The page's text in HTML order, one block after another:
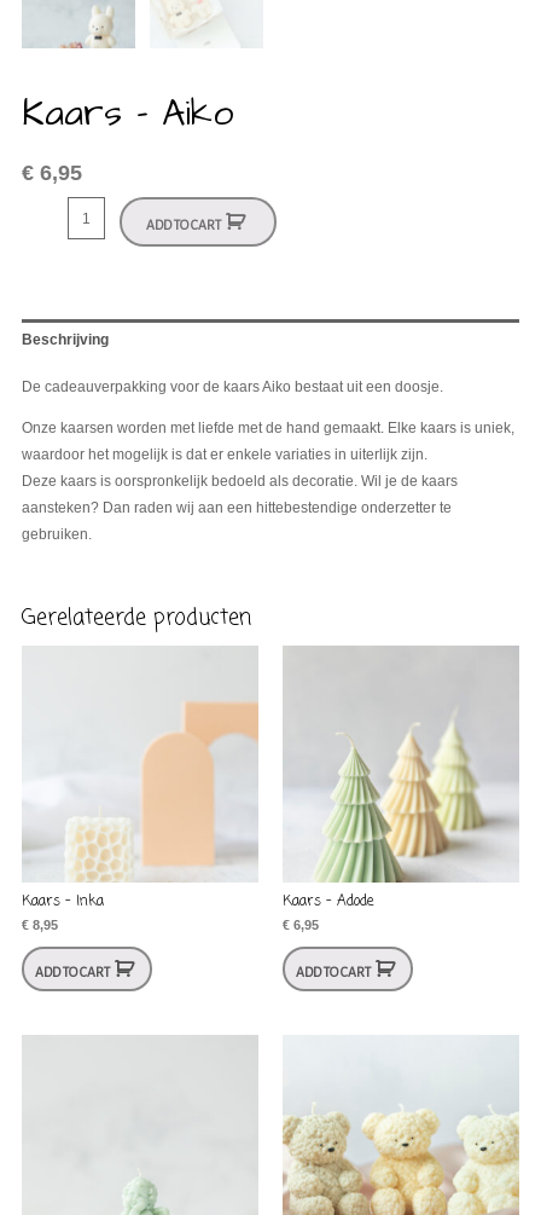
Kaars – Aiko
€ 6,95
ADD TO CART
Beschrijving
De cadeauverpakking voor de kaars Aiko bestaat uit een doosje.
Onze kaarsen worden met liefde met de hand gemaakt. Elke kaars is uniek,
waardoor het mogelijk is dat er enkele variaties in uiterlijk zijn.
Deze kaars is oorspronkelijk bedoeld als decoratie. Wil je de kaars
aansteken? Dan raden wij aan een hittebestendige onderzetter te
gebruiken.
Gerelateerde producten
Kaars – Inka
€ 8,95
ADD TO CART
Kaars – Adode
€ 6,95
ADD TO CART